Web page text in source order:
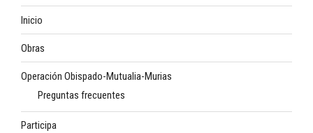
Inicio
Obras
Operación Obispado-Mutualia-Murias
Preguntas frecuentes
Participa